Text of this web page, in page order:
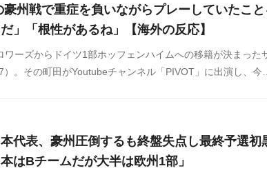
豪州戦で重症を負いながらプレーしていたこと
」「根性があるね」【海外の反応】
ーズからドイツ1部ホッフェンハイムへの移籍が決まった
。その町田がYoutubeチャンネル「PIVOT」に出演し、今
代表、豪州圧倒するも終盤失点し最終予選初
はBチームだが大半は欧州1部」